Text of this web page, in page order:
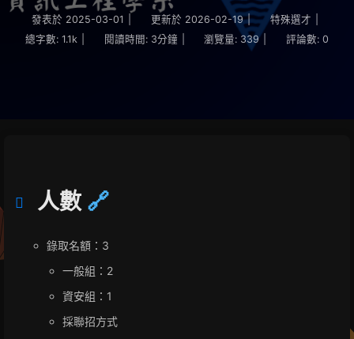
發表於 2025-03-01 更新於 2026-02-19 | 特殊選才
總字數: 1.1k 閱讀時間: 3分鐘 瀏覽量: 339 評論數: 0
人數🔗
錄取名額：3
一般組：2
資安組：1
採聯招方式